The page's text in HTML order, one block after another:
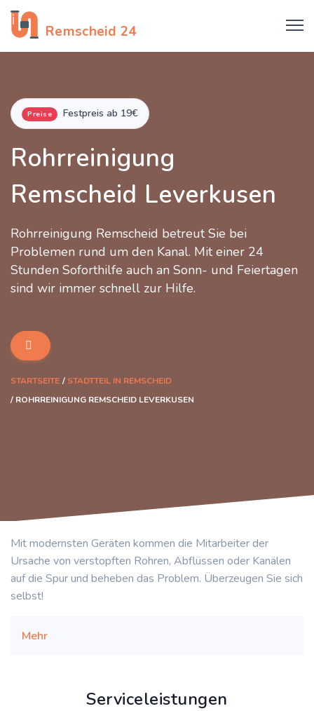
Remscheid 24
Preise Festpreis ab 19€
Rohrreinigung
Remscheid Leverkusen
Rohrreinigung Remscheid betreut Sie bei
Problemen rund um den Kanal. Mit einer 24
Stunden Soforthilfe auch an Sonn- und Feiertagen
sind wir immer schnell zur Hilfe.
STARTSEITE
STADTTEIL IN REMSCHEID
ROHRREINIGUNG REMSCHEID LEVERKUSEN
Mit modernsten Geräten kommen die Mitarbeiter der
Ursache von verstopften Rohren, Abflüssen oder Kanälen
auf die Spur und beheben das Problem. Überzeugen Sie sich
selbst!
Mehr
Serviceleistungen